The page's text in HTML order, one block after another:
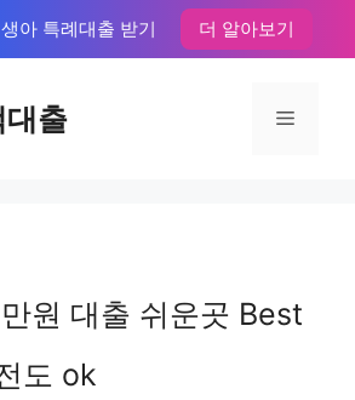
아 특례대출 받기 더 알아보기
대출 메
원 대출 쉬운곳 Best
도 ok